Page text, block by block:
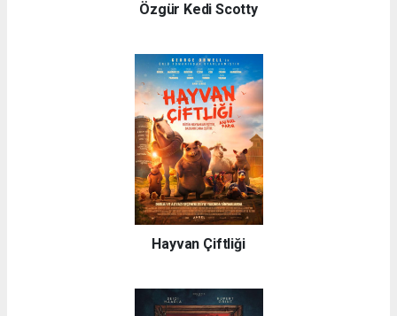
Özgür Kedi Scotty
Hayvan Çiftliği